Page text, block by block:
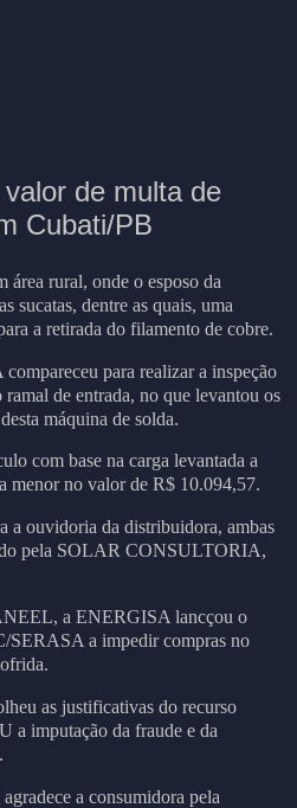
de multa de
Cubati/PB
área rural, onde o esposo da
sucatas, dentre as quais, uma
a retirada do filamento de cobre.
para realizar a inspeção
de entrada, no que levantou os
máquina de solda.
com base na carga levantada a
menor no valor de R$ 10.094,57.
a ouvidoria da distribuidora, ambas
pela SOLAR CONSULTORIA,
a ENERGISA lancçou o
SERASA a impedir compras no
as justificativas do recurso
a imputação da fraude e da
a consumidora pela